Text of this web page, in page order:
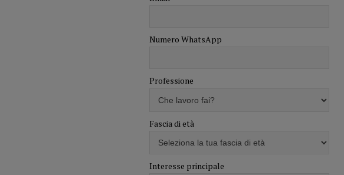
Numero WhatsApp
Professione
Fascia di età
Interesse principale